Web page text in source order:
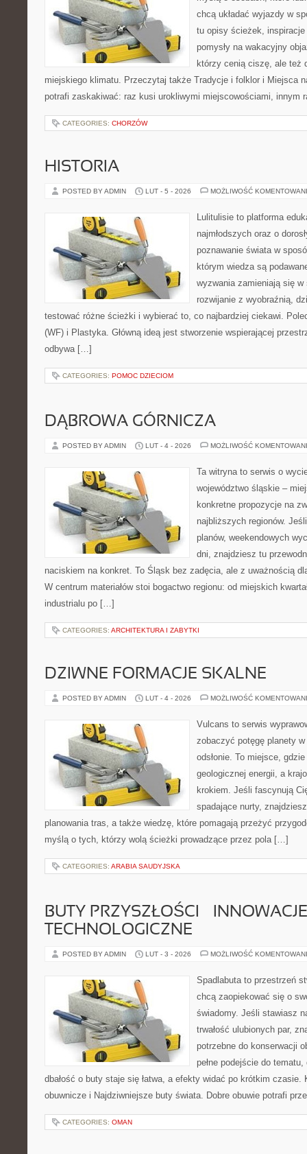
chcą układać wyjazdy w
tu opisy ścieżek,
pomysły na wakacyjny
którzy cenią ciszę, ale też
miejskiego klimatu. Przeczytaj także Tradycje i folklor i Miejsca
potrafi zaskakiwać: raz kusi urokliwymi miejscowościami, innym
CATEGORIES: CHORZÓW
HISTORIA
POSTED BY ADMIN LUT - 5 - 2026 MOŻLIWOŚĆ
Lulitulisie to platforma
najmłodszych oraz o
poznawanie świata w
którym wiedza są
wyzwania zamieniają się
rozwijanie z wyobraźnią,
testować różne ścieżki i wybierać to, co najbardziej ciekawi.
(WF) i Plastyka. Główną ideą jest stworzenie wspierającej
odbywa […]
CATEGORIES: POMOC DZIECIOM
DĄBROWA GÓRNICZA
POSTED BY ADMIN LUT - 4 - 2026 MOŻLIWOŚĆ
Ta witryna to serwis o
województwo śląskie –
konkretne propozycje na
najbliższych regionów.
planów, weekendowych
dni, znajdziesz tu
naciskiem na konkret. To Śląsk bez zadęcia, ale z uważnością
W centrum materiałów stoi bogactwo regionu: od miejskich
industrialu po […]
CATEGORIES: ARCHITEKTURA I ZABYTKI
DZIWNE FORMACJE SKALNE
POSTED BY ADMIN LUT - 4 - 2026 MOŻLIWOŚĆ
Vulcans to serwis
zobaczyć potęgę planety
odsłonie. To miejsce,
geologicznej energii, a
krokiem. Jeśli fascynują
spadające nurty,
planowania tras, a także wiedzę, które pomagają przeżyć
myślą o tych, którzy wolą ścieżki prowadzące przez pola […]
CATEGORIES: ARABIA SAUDYJSKA
BUTY PRZYSZŁOŚCI – INNOWACJE
TECHNOLOGICZNE
POSTED BY ADMIN LUT - 3 - 2026 MOŻLIWOŚĆ
Spadlabuta to przestrzeń
chcą zaopiekować się o
świadomy. Jeśli stawiasz
trwałość ulubionych par,
potrzebne do konserwacji
pełne podejście do
dbałość o buty staje się łatwa, a efekty widać po krótkim czasie.
obuwnicze i Najdziwniejsze buty świata. Dobre obuwie potrafi
CATEGORIES: OMAN